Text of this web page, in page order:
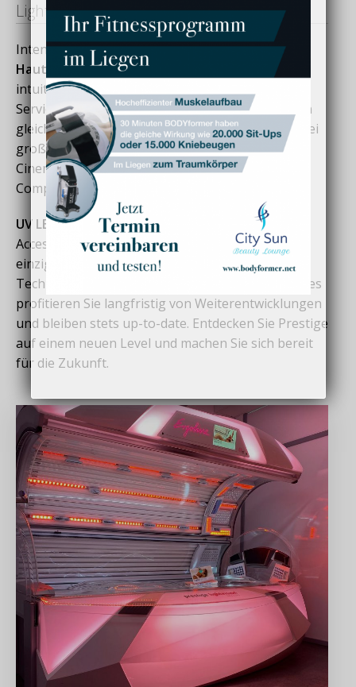
Lightvision
Intensivierte Bräunungsleistung,verbesserte
Hautpflege, weiterentwickelte Komfortfeatures,
intuitive Bedienung und eine erhöhte
Servicefreundlichkeit werden Sie und Ihre Kunden
gleichermaßen begeistern. Die Neuheiten wie zwei
große Touch Displays, Surrounding Cooling Plus,
Cinematic Soundsystem, Beauty Light LED
Complete, Hybrid Shoulder Tan inkl.
UV LEDs und Beauty Light LEDs
sowie Remote
Access machen die neue Prestige Lightvision
einzigartig. Durch den Einsatz neuester
Technologien und regelmäßiger Software-Updates
profitieren Sie langfristig von Weiterentwicklungen
und bleiben stets up-to-date. Entdecken Sie Prestige
auf einem neuen Level und machen Sie sich bereit
für die Zukunft.